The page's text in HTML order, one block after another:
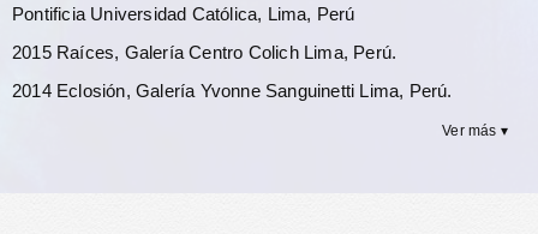
Pontificia Universidad Católica, Lima, Perú
2015 Raíces, Galería Centro Colich Lima, Perú.
2014 Eclosión, Galería Yvonne Sanguinetti Lima, Perú.
Ver más ▾